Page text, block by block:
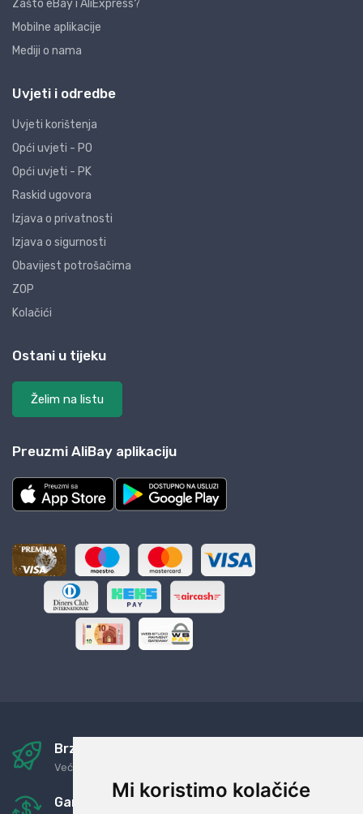
Mi koristimo kolačiće
Zašto eBay i AliExpress?
Mobilne aplikacije
Mediji o nama
Uvjeti i odredbe
Uvjeti korištenja
Opći uvjeti - PO
Opći uvjeti - PK
Raskid ugovora
Izjava o privatnosti
Izjava o sigurnosti
Obavijest potrošačima
ZOP
Kolačići
Ostani u tijeku
Želim na listu
Preuzmi AliBay aplikaciju
Brza i sigurna dostava
Već za nekoliko dana kod vas
Garancija u povrat novaca